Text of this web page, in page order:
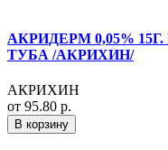
АКРИДЕРМ 0,05%
ТУБА /АКРИХИН/
АКРИХИН
от 95.80 р.
В корзину